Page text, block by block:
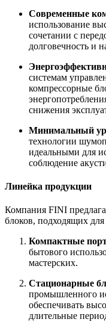
Современные
использование
сочетании с
долговечность и
системам
компрессорные
снижения
Минимальный
технологии
идеальными для
соблюдение
Линейка продукции
Компания FINI
блоков, подходящих
Компактные
бытового
мастерских.
Стационарные
промышленного
обеспечивать
длительные